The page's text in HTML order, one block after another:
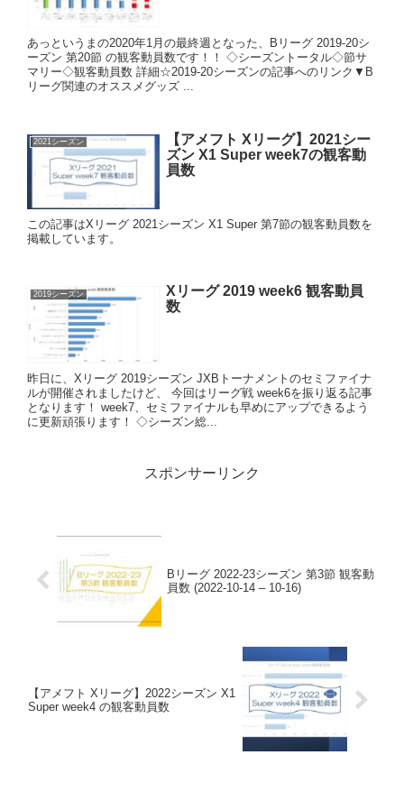
あっというまの2020年1月の最終週となった、Bリーグ 2019-20シ
ーズン 第20節 の観客動員数です！！ ◇シーズントータル◇節サ
マリー◇観客動員数 詳細☆2019-20シーズンの記事へのリンク▼B
リーグ関連のオススメグッズ ...
2021シーズン
【アメフト Xリーグ】2021シー
ズン X1 Super week7の観客動
員数
この記事はXリーグ 2021シーズン X1 Super 第7節の観客動員数を
掲載しています。
2019シーズン
Xリーグ 2019 week6 観客動員
数
昨日に、Xリーグ 2019シーズン JXBトーナメントのセミファイナ
ルが開催されましたけど、 今回はリーグ戦 week6を振り返る記事
となります！ week7、セミファイナルも早めにアップできるよう
に更新頑張ります！ ◇シーズン総...
スポンサーリンク
Bリーグ 2022-23シーズン 第3節 観客動
員数 (2022-10-14 – 10-16)
【アメフト Xリーグ】2022シーズン X1
Super week4 の観客動員数